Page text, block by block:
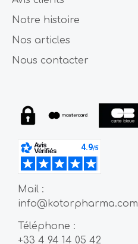
Notre histoire
Nos articles
Nous contacter
Mail :
info@kotorpharma.com
Téléphone :
+33 4 94 14 05 42